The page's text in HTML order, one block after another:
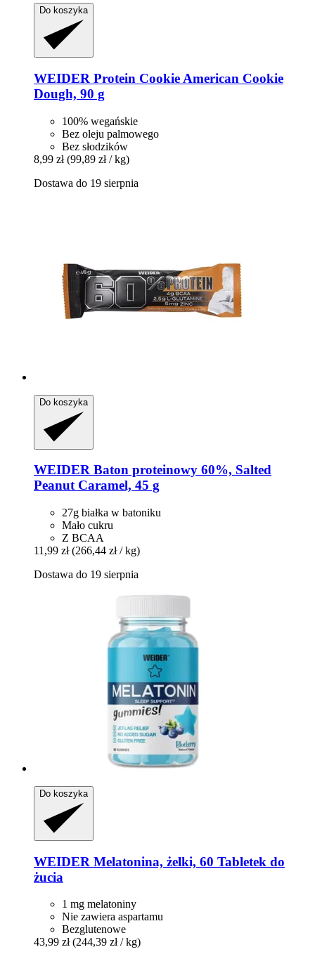
Do koszyka
WEIDER Protein Cookie American Cookie
Dough, 90 g
100% wegańskie
Bez oleju palmowego
Bez słodzików
8,99 zł (99,89 zł / kg)
Dostawa do 19 sierpnia
Do koszyka
WEIDER Baton proteinowy 60%, Salted
Peanut Caramel, 45 g
27g białka w batoniku
Mało cukru
Z BCAA
11,99 zł (266,44 zł / kg)
Dostawa do 19 sierpnia
Do koszyka
WEIDER Melatonina, żelki, 60 Tabletek do
żucia
1 mg melatoniny
Nie zawiera aspartamu
Bezglutenowe
43,99 zł (244,39 zł / kg)